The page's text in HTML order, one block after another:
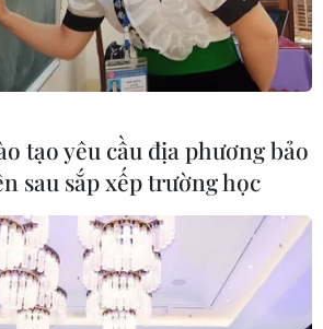
hiện thêm một ổ dịch
tạo yêu cầu địa phương bảo
sau sắp xếp trường học